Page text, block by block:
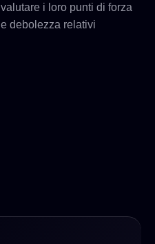
valutare i loro punti di forza
e debolezza relativi